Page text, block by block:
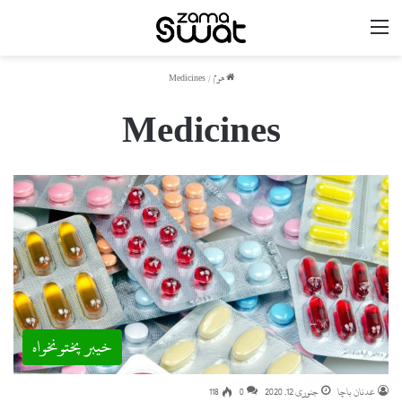
ھوم /
Medicines
Medicines
خیبر پختونخواہ
عدنان باچا جنوری 12, 2020 0
118